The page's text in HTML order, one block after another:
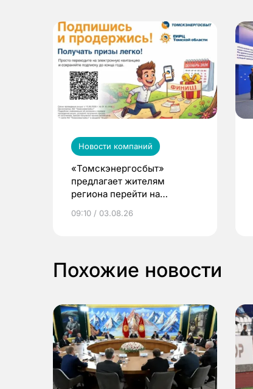
Новости компаний
«Томскэнергосбыт»
предлагает жителям
региона перейти на
выиграть призы
09:10 / 03.08.26
Похожие новости